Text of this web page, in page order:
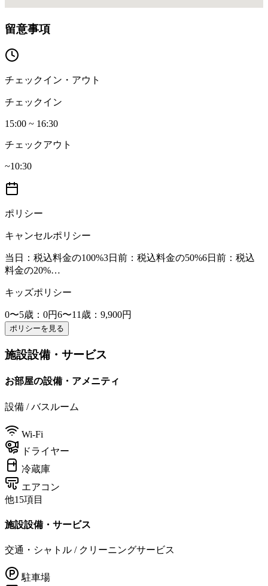
留意事項
チェックイン・アウト
チェックイン
15:00 ~ 16:30
チェックアウト
~10:30
ポリシー
キャンセルポリシー
当日 ：税込料金の100%3日前 ：税込料金の50%6日前 ：税込
料金の20%…
キッズポリシー
0〜5歳 ：0円6〜11歳 ：9,900円
ポリシーを見る
施設設備・サービス
お部屋の設備・アメニティ
設備 / バスルーム
Wi-Fi
ドライヤー
冷蔵庫
エアコン
他15項目
施設設備・サービス
交通・シャトル / クリーニングサービス
駐車場